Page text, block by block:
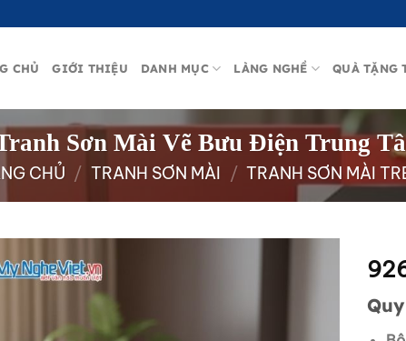
CHỦ GIỚI THIỆU DANH MỤC LÀNG NGHỀ QUÀ TẶNG
Sơn Mài Vẽ Bưu Điện Trung
CHỦ / TRANH SƠN MÀI / TRANH SƠN MÀI